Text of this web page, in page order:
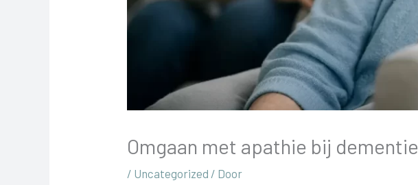
Omgaan met apathie bij dementie
/ Uncategorized / Door